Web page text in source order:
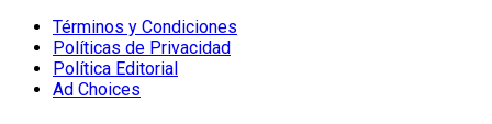
Términos y Condiciones
Políticas de Privacidad
Política Editorial
Ad Choices